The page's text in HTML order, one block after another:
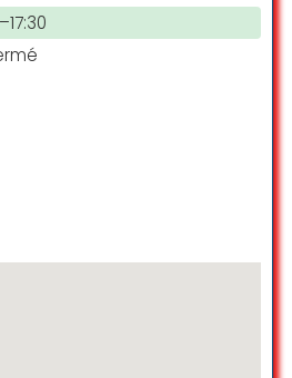
fondue moitié-moitié
chaleureuse et
bonne action car la totalité
en soutien à leur action